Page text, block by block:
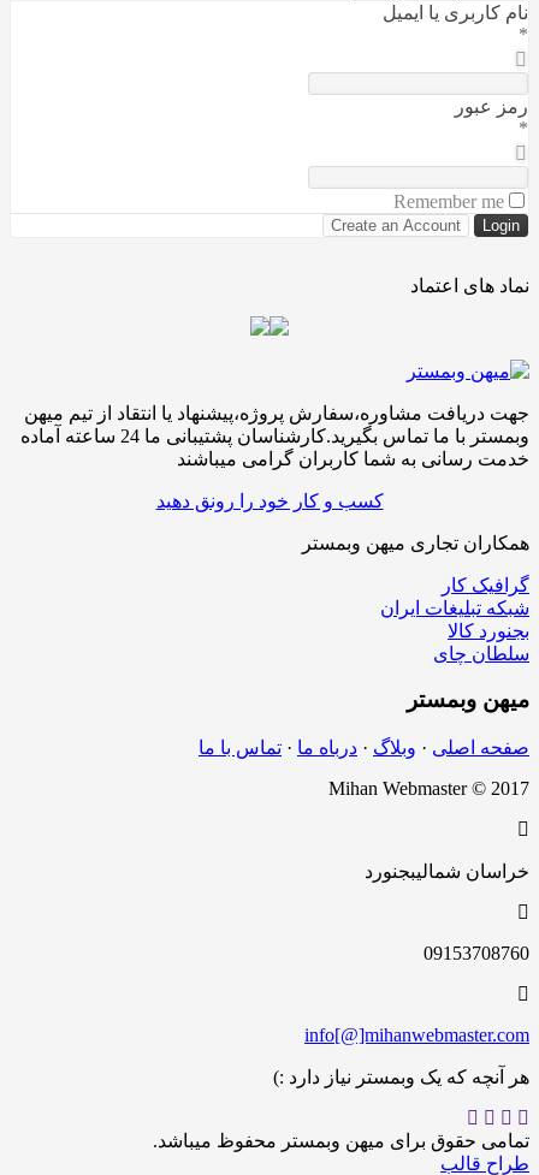
یا ایمیل
اعتماد
مشاوره،سفارش پروژه،پیشنهاد یا انتقاد از تیم میهن
وبمستر با ما تماس بگیرید.کارشناسان پشتیبانی ما 24 ساعته آماده
به شما کاربران گرامی میباشند
کسب و کار خود را رونق دهید
تجاری میهن وبمستر
ایران
چای
وبمستر
· وبلاگ · درباه ما · تماس با ما
Mihan Webmaster
شمالیبجنورد
که یک وبمستر نیاز دارد :)
برای میهن وبمستر محفوظ میباشد.